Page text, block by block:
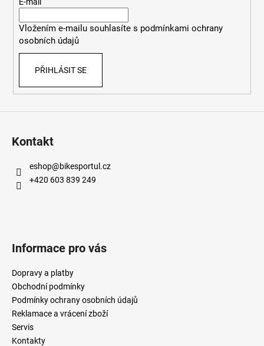
E-mail
Vložením e-mailu souhlasíte s podmínkami ochrany
osobních údajů
PŘIHLÁSIT SE
Kontakt
eshop@bikesportul.cz
+420 603 839 249
Informace pro vás
Dopravy a platby
Obchodní podmínky
Podmínky ochrany osobních údajů
Reklamace a vrácení zboží
Servis
Kontakty